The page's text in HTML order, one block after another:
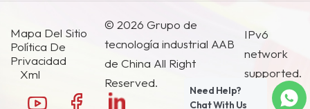
Mapa Del Sitio
Política De
Privacidad
Xml
© 2026 Grupo de
tecnología industrial AAB
de China All Right
Reserved.
IPv6
network
supported.
Need Help?
Chat With Us